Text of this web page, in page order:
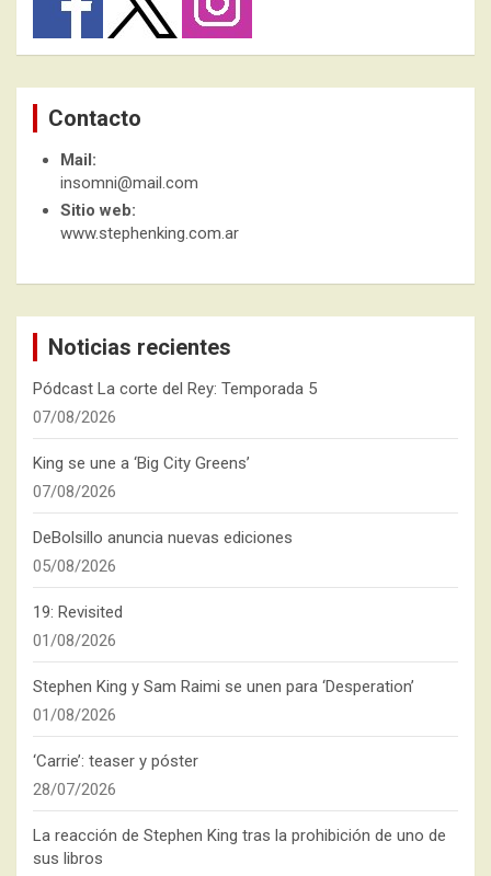
Contacto
Mail:
insomni@mail.com
Sitio web:
www.stephenking.com.ar
Noticias recientes
Pódcast La corte del Rey: Temporada 5
07/08/2026
King se une a ‘Big City Greens’
07/08/2026
DeBolsillo anuncia nuevas ediciones
05/08/2026
19: Revisited
01/08/2026
Stephen King y Sam Raimi se unen para ‘Desperation’
01/08/2026
‘Carrie’: teaser y póster
28/07/2026
La reacción de Stephen King tras la prohibición de uno de
sus libros